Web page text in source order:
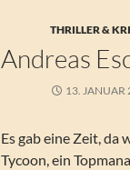
THRILLER &
Andreas
13. JANUAR
Es gab eine Zeit, da
Tycoon, ein